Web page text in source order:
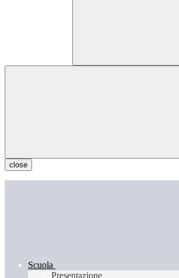
close
Scuola
Presentazione